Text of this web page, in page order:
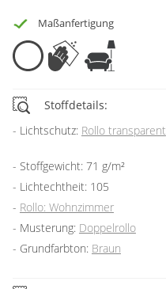
Maßanfertigung
Stoffdetails:
Lichtschutz: Rollo transparent
Stoffgewicht: 71 g/m²
Lichtechtheit: 105
Rollo: Wohnzimmer
Musterung: Doppelrollo
Grundfarbton: Braun